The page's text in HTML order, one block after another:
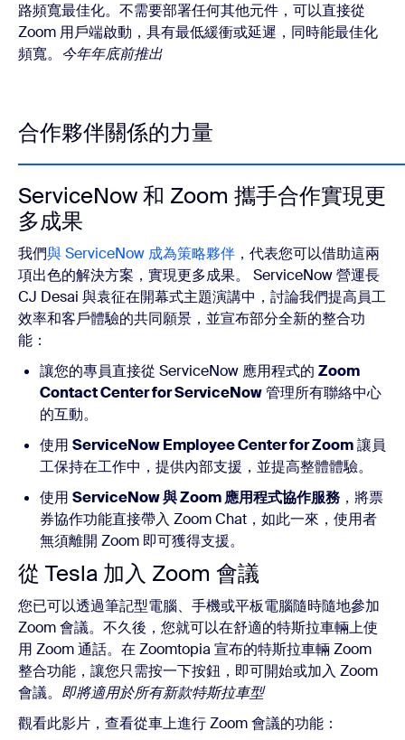
路頻寬最佳化。不需要部署任何其他元件，可以直接從
Zoom 用戶端啟動，具有最低緩衝或延遲，同時能最佳化
頻寬。 今年年底前推出
合作夥伴關係的力量
ServiceNow 和 Zoom 攜手合作實現更
多成果
我們與 ServiceNow 成為策略夥伴 ，代表您可以借助這兩
項出色的解決方案，實現更多成果。 ServiceNow 營運長
CJ Desai 與袁征在開幕式主題演講中，討論我們提高員工
效率和客戶體驗的共同願景，並宣布部分全新的整合功
能：
讓您的專員直接從 ServiceNow 應用程式的 Zoom
Contact Center for ServiceNow管理所有聯絡中心
的互動。
使用 ServiceNow Employee Center for Zoom讓員
工保持在工作中，提供內部支援，並提高整體體驗。
使用 ServiceNow 與 Zoom 應用程式協作服務 ，將票
券協作功能直接帶入 Zoom Chat，如此一來，使用者
無須離開 Zoom 即可獲得支援。
從 Tesla 加入 Zoom 會議
您已可以透過筆記型電腦、手機或平板電腦隨時隨地參加
Zoom 會議。不久後，您就可以在舒適的特斯拉車輛上使
用 Zoom 通話。在 Zoomtopia 宣布的特斯拉車輛 Zoom
整合功能，讓您只需按一下按鈕，即可開始或加入 Zoom
會議。 即將適用於所有新款特斯拉車型
觀看此影片，查看從車上進行 Zoom 會議的功能：